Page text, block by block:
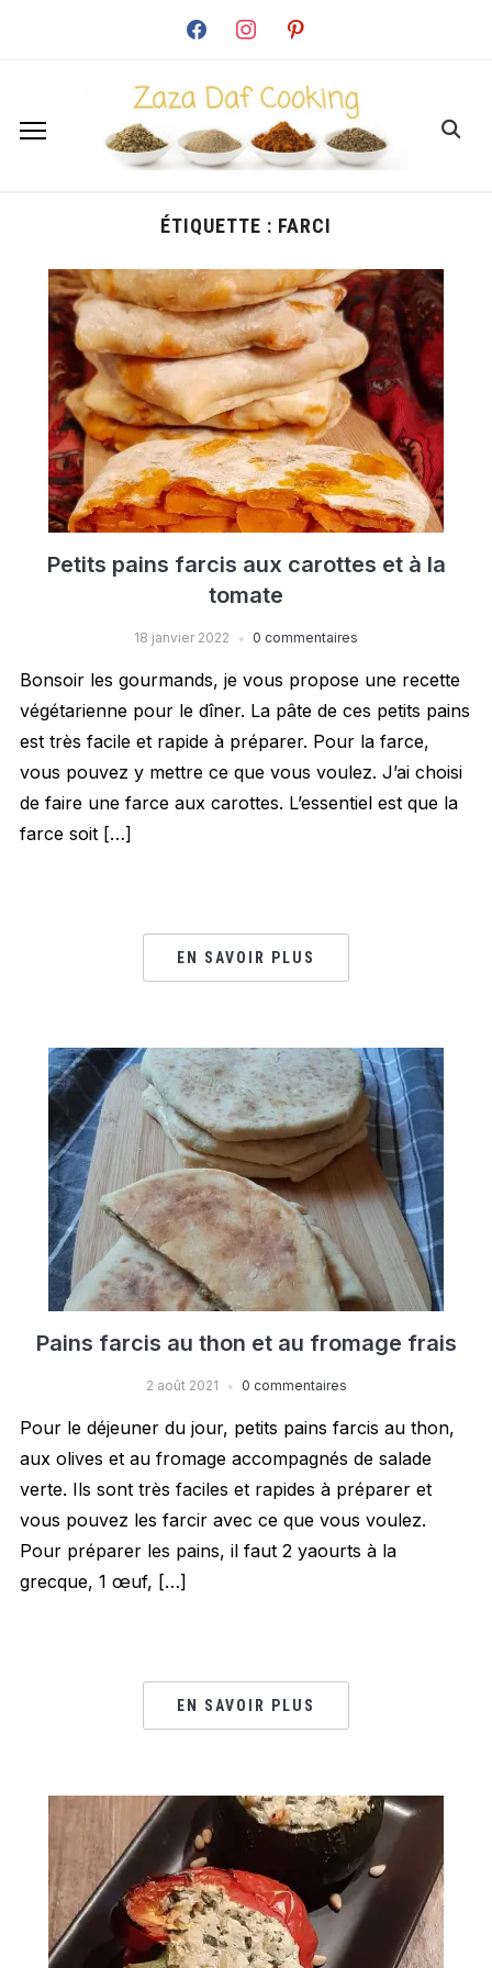
facebook instagrampinterest
ÉTIQUETTE : FARCI
Petits pains farcis aux carottes et à la
tomate
18 janvier 2022 0 commentaires
Bonsoir les gourmands, je vous propose une recette
végétarienne pour le dîner. La pâte de ces petits pains
est très facile et rapide à préparer. Pour la farce,
vous pouvez y mettre ce que vous voulez. J’ai choisi
de faire une farce aux carottes. L’essentiel est que la
farce soit […]
EN SAVOIR PLUS
Pains farcis au thon et au fromage frais
2 août 2021 0 commentaires
Pour le déjeuner du jour, petits pains farcis au thon,
aux olives et au fromage accompagnés de salade
verte. Ils sont très faciles et rapides à préparer et
vous pouvez les farcir avec ce que vous voulez.
Pour préparer les pains, il faut 2 yaourts à la
grecque, 1 œuf, […]
EN SAVOIR PLUS